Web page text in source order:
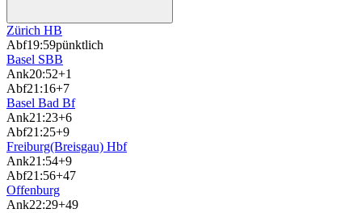
Zürich HB
Abf19:59pünktlich
Basel SBB
Ank20:52+1
Abf21:16+7
Basel Bad Bf
Ank21:23+6
Abf21:25+9
Freiburg(Breisgau) Hbf
Ank21:54+9
Abf21:56+47
Offenburg
Ank22:29+49